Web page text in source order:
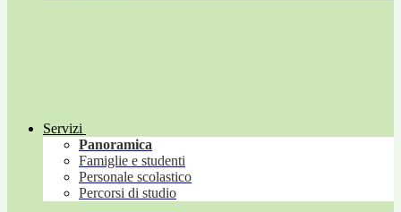
Servizi
Panoramica
Famiglie e studenti
Personale scolastico
Percorsi di studio